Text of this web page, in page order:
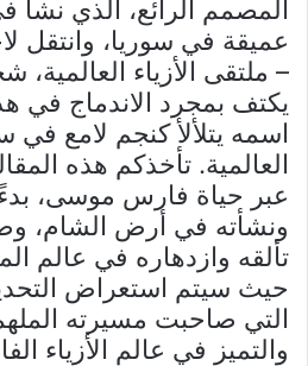
المصمم الرائع، الذي نشأ
عميقة في سوريا، وانتقل
– ملتقى الأزياء
يكتف بمجرد الاندماج في
اسمه يتلألأ كنجم لامع في
العالمية. تأخذكم هذه
عبر حياة فارس موسى،
ونشأته في أرض الشام،
تألقه وازدهاره في عالم
حيث سيتم استعراض
التي صاحبت مسيرته
والتميز في عالم الأزياء